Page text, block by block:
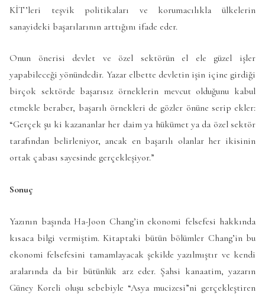
KİT’leri teşvik politikaları ve korumacılıkla ülkelerin
sanayideki başarılarının arttığını ifade eder.
Onun önerisi devlet ve özel sektörün el ele güzel işler
yapabileceği yönündedir. Yazar elbette devletin işin içine girdiği
birçok sektörde başarısız örneklerin mevcut olduğunu kabul
etmekle beraber, başarılı örnekleri de gözler önüne serip ekler:
“Gerçek şu ki kazananlar her daim ya hükümet ya da özel sektör
tarafından belirleniyor, ancak en başarılı olanlar her ikisinin
ortak çabası sayesinde gerçekleşiyor.”
Sonuç
Yazının başında Ha-Joon Chang’in ekonomi felsefesi hakkında
kısaca bilgi vermiştim. Kitaptaki bütün bölümler Chang’in bu
ekonomi felsefesini tamamlayacak şekilde yazılmıştır ve kendi
aralarında da bir bütünlük arz eder. Şahsi kanaatim, yazarın
Güney Koreli oluşu sebebiyle “Asya mucizesi”ni gerçekleştiren